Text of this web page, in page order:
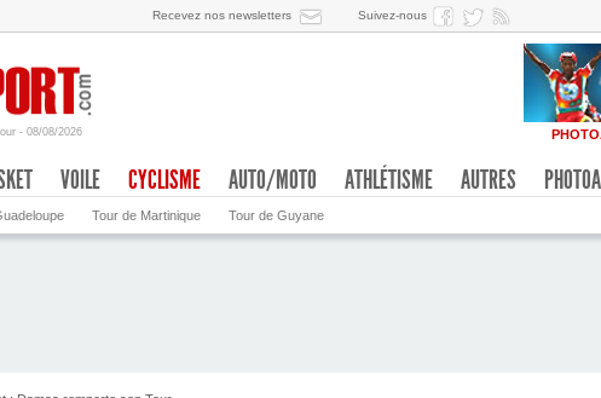
Recevez nos newsletters Suivez-nous
- 08/08/2026
VOILE CYCLISME
Tour de Martinique Tour de Guyane
AUTO/MOTO ATHLÉTISME AUTRES